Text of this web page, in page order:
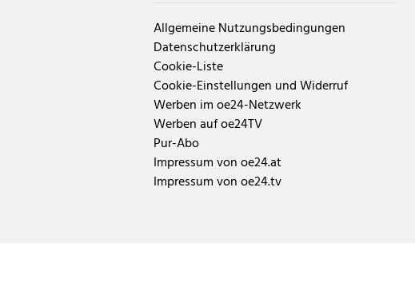
Allgemeine Nutzungsbedingungen
Datenschutzerklärung
Cookie-Liste
Cookie-Einstellungen und Widerruf
Werben im oe24-Netzwerk
Werben auf oe24TV
Pur-Abo
Impressum von oe24.at
Impressum von oe24.tv